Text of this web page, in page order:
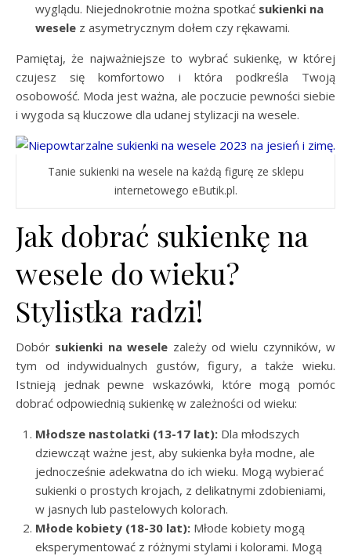
wyglądu. Niejednokrotnie można spotkać sukienki na
wesele z asymetrycznym dołem czy rękawami.
Pamiętaj, że najważniejsze to wybrać sukienkę, w której
czujesz się komfortowo i która podkreśla Twoją
osobowość. Moda jest ważna, ale poczucie pewności siebie
i wygoda są kluczowe dla udanej stylizacji na wesele.
Tanie sukienki na wesele na każdą figurę ze sklepu
internetowego eButik.pl.
Jak dobrać sukienkę na
wesele do wieku?
Stylistka radzi!
Dobór sukienki na wesele zależy od wielu czynników, w
tym od indywidualnych gustów, figury, a także wieku.
Istnieją jednak pewne wskazówki, które mogą pomóc
dobrać odpowiednią sukienkę w zależności od wieku:
Młodsze nastolatki (13-17 lat): Dla młodszych
dziewcząt ważne jest, aby sukienka była modne, ale
jednocześnie adekwatna do ich wieku. Mogą wybierać
sukienki o prostych krojach, z delikatnymi zdobieniami,
w jasnych lub pastelowych kolorach.
Młode kobiety (18-30 lat): Młode kobiety mogą
eksperymentować z różnymi stylami i kolorami. Mogą